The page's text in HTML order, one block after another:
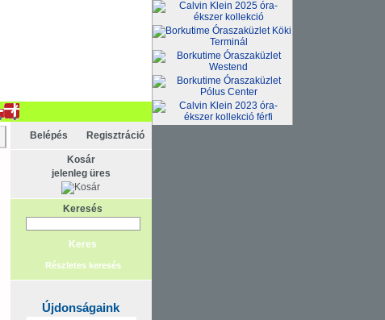
Belépés Regisztráció
Kosár
jelenleg üres
Keresés
Részletes keresés
Újdonságaink